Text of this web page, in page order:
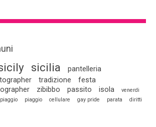
sicilia
pantelleria
tradizione
festa
zibibbo passito isola
venerdi
piaggio cellulare gay pride parata
diritti